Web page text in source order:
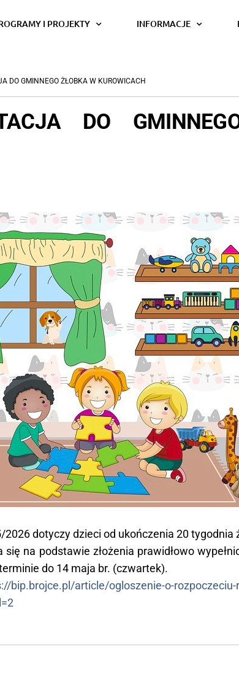
I PROJEKTY INFORMACJE
DO GMINNEGO ŻŁOBKA W KUROWICACH
DO
dotyczy dzieci od ukończenia 20 tygodnia
na podstawie złożenia prawidłowo
do 14 maja br. (czwartek).
bip.brojce.pl/article/ogloszenie-o-